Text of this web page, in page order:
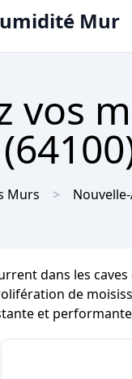
Mur
vos
Murs
dans les
de
et